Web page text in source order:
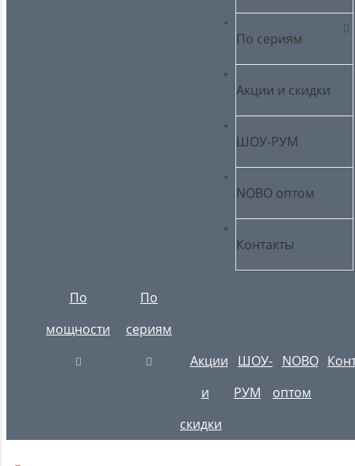
По сериям
Акции и скидки
ШОУ-РУМ
NOBO оптом
Контакты
По
мощности
По
сериям
Акции
и
скидки
ШОУ-
РУМ
NOBO
оптом